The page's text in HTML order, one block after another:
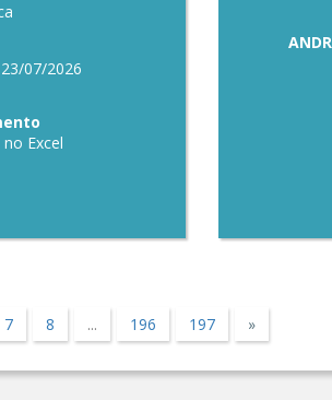
07/2026
Excel
7 8 ... 196 197 »